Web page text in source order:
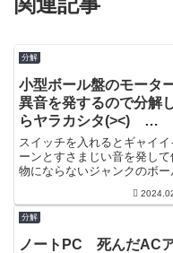
分解
小型ボール盤のモータ
異音を発するので分解
らヤラカシタ(><)
REXON DP2250R
スイッチを入れるとギャイイ
ーンとすさまじい音を発して
物にならないジャンクのボー
ベアリングボールが変形した
そんな感じ...
分解
ノートPC 死んだAC